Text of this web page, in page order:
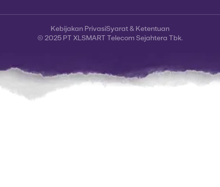
© 2025 PT XLSMART Telecom Sejahtera Tbk.
Kebijakan PrivasiSyarat & Ketentuan